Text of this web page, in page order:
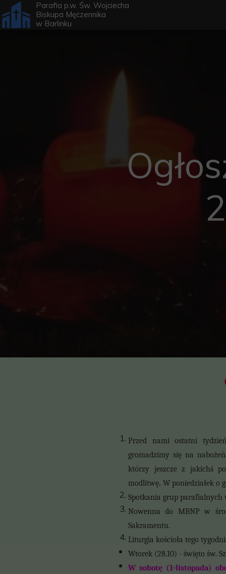
Parafia p.w. Św. Wojciecha
Biskupa Męczennika
w Barlinku
Przed nami ostatni
gromadzimy się na
którzy jeszcze z jakichś
modlitwę. W poniedziałek o
Spotkania grup parafialnych
Nowenna do MBNP w
Sakramentu.
Liturgia kościoła tego
Wtorek (28.10) - święto św.
W sobotę (1-listopada)